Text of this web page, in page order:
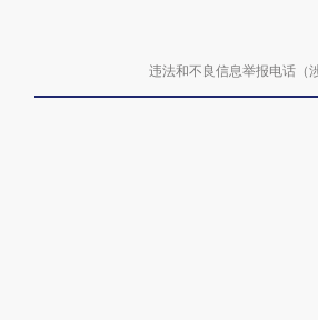
违法和不良信息举报电话